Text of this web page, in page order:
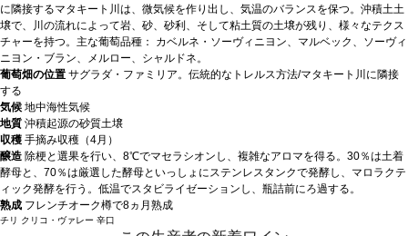
に隣接するマタキート川は、微気候を作り出し、気温のバランスを保つ。沖積土土
壌で、川の流れによって岩、砂、砂利、そして粘土質の土壌が残り、様々なテクス
チャーを持つ。主な葡萄品種： カベルネ・ソーヴィニヨン、マルベック、ソーヴィ
ニヨン・ブラン、メルロー、シャルドネ。
葡萄畑の位置 サグラダ・ファミリア。伝統的なトレルス方法/マタキート川に隣接
する
気候 地中海性気候
地質 沖積起源の砂質土壌
収穫 手摘み収穫（4月）
醸造 除梗と選果を行い、8℃でマセラシオンし、複雑なアロマを得る。30％は土着
酵母と、70％は厳選した酵母といっしょにステンレスタンクで発酵し、マロラクテ
ィック発酵を行う。低温でスタビライゼーションし、瓶詰前にろ過する。
熟成 フレンチオーク樽で8ヵ月熟成
チリ クリコ・ヴァレー 辛口